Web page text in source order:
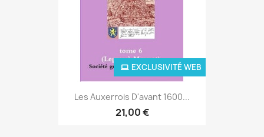
Les Auxerrois D'avant 1600...
21,00 €
EXCLUSIVITÉ WEB